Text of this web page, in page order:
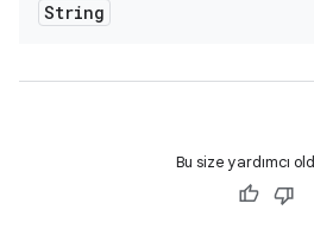
String
Bu size yardımcı